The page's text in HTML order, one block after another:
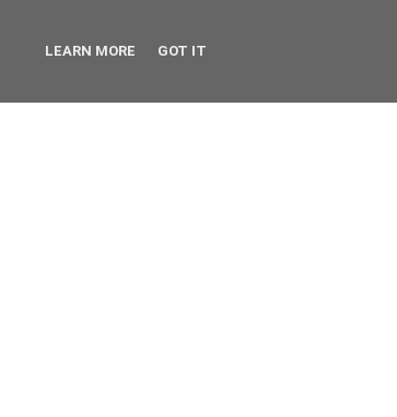
LEARN MORE GOT IT